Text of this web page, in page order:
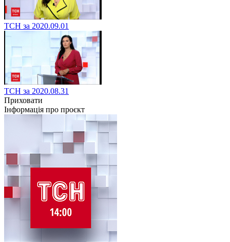
ТСН за 2020.09.01
ТСН за 2020.08.31
Приховати
Інформація про проєкт